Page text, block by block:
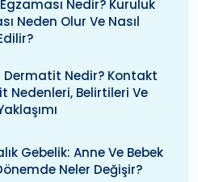
Nedir? Kuruluk
Neden Olur Ve Nasıl
Dermatit Nedir? Kontakt
Nedenleri, Belirtileri Ve
Gebelik: Anne Ve Bebek
Neler Değişir?